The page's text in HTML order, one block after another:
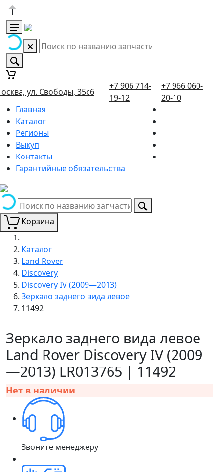
ул. Свободы, 35с6
+7 906 714-
19-12
+7 966 060-
20-10
Главная
Каталог
Регионы
Выкуп
Контакты
Гарантийные обязательства
Корзина
Каталог
Land Rover
Discovery
Discovery IV (2009—2013)
Зеркало заднего вида левое
11492
Зеркало заднего вида левое
Land Rover Discovery IV (2009
—2013) LR013765 | 11492
Нет в наличии
Звоните менеджеру